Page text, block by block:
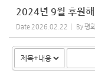
2024년 9월 후원해
Date 2026.02.22 By평